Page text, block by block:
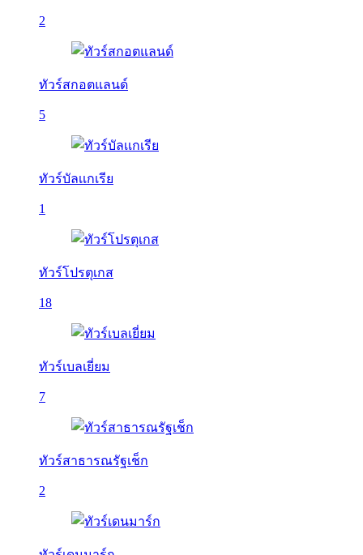
2
ทัวร์สกอตแลนด์
5
ทัวร์บัลเเกเรีย
1
ทัวร์โปรตุเกส
18
ทัวร์เบลเยี่ยม
7
ทัวร์สาธารณรัฐเช็ก
2